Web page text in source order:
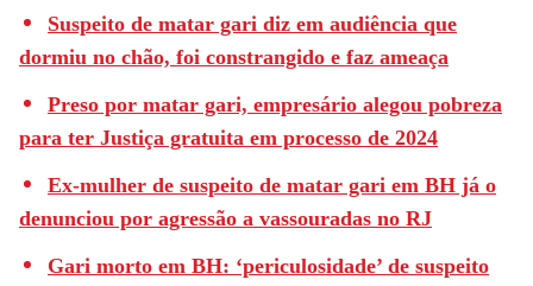
Suspeito de matar gari diz em audiência que
dormiu no chão, foi constrangido e faz ameaça
Preso por matar gari, empresário alegou pobreza
para ter Justiça gratuita em processo de 2024
Ex-mulher de suspeito de matar gari em BH já o
denunciou por agressão a vassouradas no RJ
Gari morto em BH: ‘periculosidade’ de suspeito